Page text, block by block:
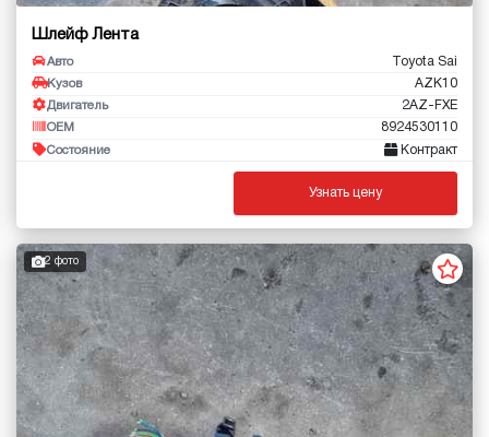
Шлейф Лента
Авто Toyota Sai
Кузов AZK10
Двигатель 2AZ-FXE
OEM 8924530110
Состояние Контракт
Узнать цену
2 фото